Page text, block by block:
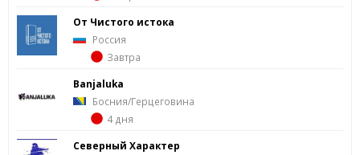
От Чистого истока
Россия
Завтра
Banjaluka
Босния/Герцеговина
4 дня
Северный Характер